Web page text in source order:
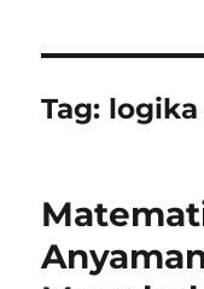
Tag: logika